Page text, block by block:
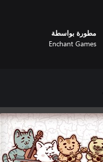
مطورة بواسطة
Enchant Games